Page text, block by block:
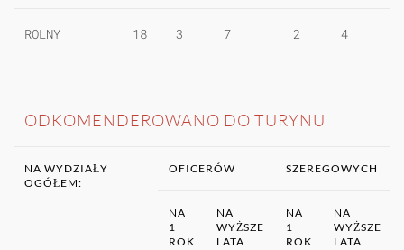
ROLNY 18 3 7 2 4
ODKOMENDEROWANO DO TURYNU
NA WYDZIAŁY
OGÓŁEM:
OFICERÓW SZEREGOWYCH
NA
1
ROK
NA
WYŻSZE
LATA
NA
1
ROK
NA
WYŻSZE
LATA